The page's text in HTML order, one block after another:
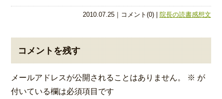
2010.07.25｜コメント(0) | 院長の読書感想文
コメントを残す
メールアドレスが公開されることはありません。 ※ が
付いている欄は必須項目です